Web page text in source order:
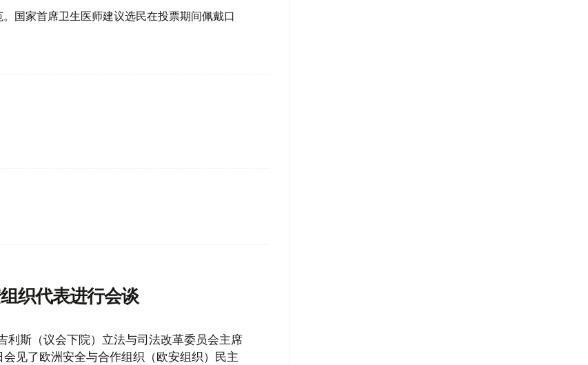
国家首席卫生医师建议选民在投票期间佩戴口
织代表进行会谈
利斯（议会下院）立法与司法改革委员会主席
见了欧洲安全与合作组织（欧安组织）民主